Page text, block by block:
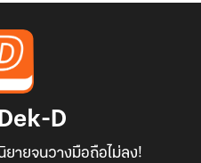
D
ายจนวางมือถือไม่ลง!